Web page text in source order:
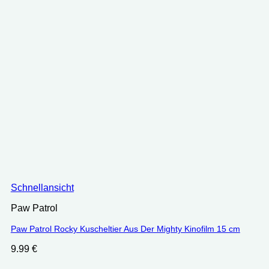
Schnellansicht
Paw Patrol
Paw Patrol Rocky Kuscheltier Aus Der Mighty Kinofilm 15 cm
9.99 €